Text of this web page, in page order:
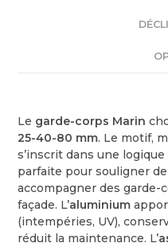
Le garde-corps Marin
25-40-80 mm. Le motif,
s’inscrit dans une logique
parfaite pour souligner
accompagner des garde-
façade. L’aluminium
(intempéries, UV),
réduit la maintenance. L’